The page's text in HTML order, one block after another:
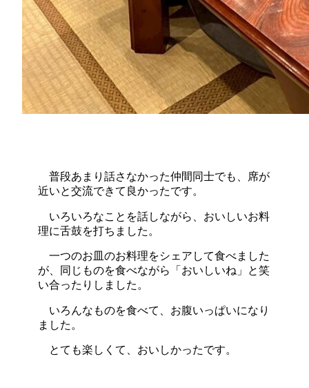
普段あまり話さなかった仲間同士でも、席が
近いと交流できて良かったです。
いろいろなことを話しながら、おいしいお料
理に舌鼓を打ちました。
一つのお皿のお料理をシェアして食べました
が、同じものを食べながら「おいしいね」と笑
い合ったりしました。
いろんなものを食べて、お腹いっぱいになり
ました。
とても楽しくて、おいしかったです。